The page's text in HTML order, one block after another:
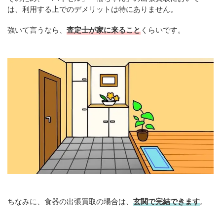
は、利用する上でのデメリットは特にありません。
強いて言うなら、 査定士が家に来ること くらいです。
ちなみに、食器の出張買取の場合は、 玄関で完結できます。